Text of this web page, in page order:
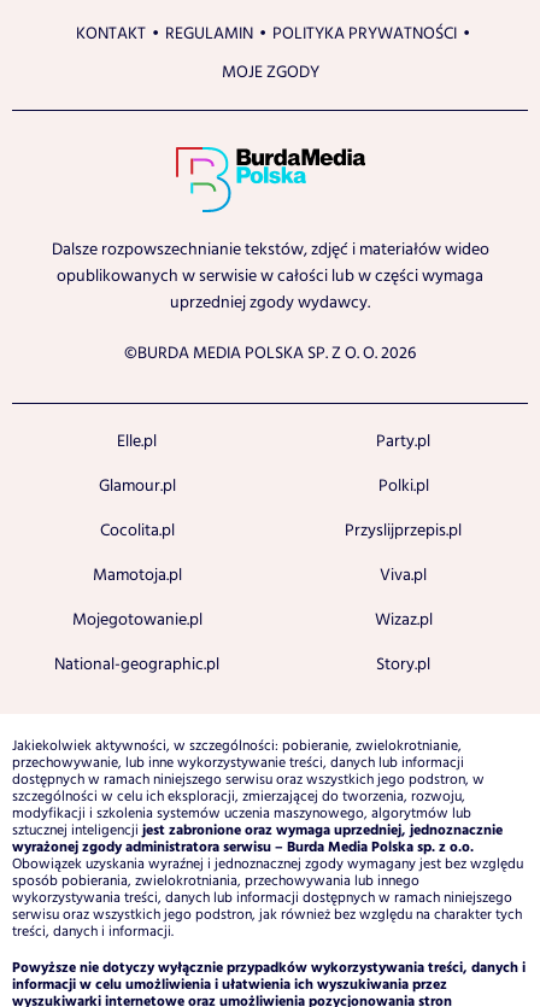
KONTAKT REGULAMIN
POLITYKA PRYWATNOŚCI
MOJE ZGODY
Dalsze rozpowszechnianie tekstów, zdjęć i materiałów wideo
opublikowanych w serwisie w całości lub w części wymaga
uprzedniej zgody wydawcy.
©BURDA MEDIA POLSKA SP. Z O. O. 2026
Elle.pl
Glamour.pl
Cocolita.pl
Mamotoja.pl
Mojegotowanie.pl
National-geographic.pl
Party.pl
Polki.pl
Przyslijprzepis.pl
Viva.pl
Wizaz.pl
Story.pl
Jakiekolwiek aktywności, w szczególności: pobieranie, zwielokrotnianie,
przechowywanie, lub inne wykorzystywanie treści, danych lub informacji
dostępnych w ramach niniejszego serwisu oraz wszystkich jego podstron, w
szczególności w celu ich eksploracji, zmierzającej do tworzenia, rozwoju,
modyfikacji i szkolenia systemów uczenia maszynowego, algorytmów lub
sztucznej inteligencji jest zabronione oraz wymaga uprzedniej, jednoznacznie
wyrażonej zgody administratora serwisu – Burda Media Polska sp. z o.o.
Obowiązek uzyskania wyraźnej i jednoznacznej zgody wymagany jest bez względu
sposób pobierania, zwielokrotniania, przechowywania lub innego
wykorzystywania treści, danych lub informacji dostępnych w ramach niniejszego
serwisu oraz wszystkich jego podstron, jak również bez względu na charakter tych
treści, danych i informacji.
Powyższe nie dotyczy wyłącznie przypadków wykorzystywania treści, danych i
informacji w celu umożliwienia i ułatwienia ich wyszukiwania przez
wyszukiwarki internetowe oraz umożliwienia pozycjonowania stron